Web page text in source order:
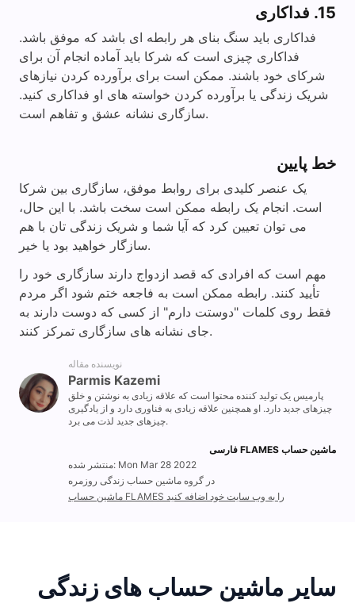
15. فداکاری
فداکاری باید سنگ بنای هر رابطه ای باشد که موفق باشد.
فداکاری چیزی است که شرکا باید آماده انجام آن برای
شرکای خود باشند. ممکن است برای برآورده کردن نیازهای
شریک زندگی یا برآورده کردن خواسته های او فداکاری کنید.
سازگاری نشانه عشق و تفاهم است.
خط پایین
یک عنصر کلیدی برای روابط موفق، سازگاری بین شرکا
است. انجام یک رابطه ممکن است سخت باشد. با این حال،
می توان تعیین کرد که آیا شما و شریک زندگی تان با هم
سازگار خواهید بود یا خیر.
مهم است که افرادی که قصد ازدواج دارند سازگاری خود را
تأیید کنند. رابطه ممکن است به فاجعه ختم شود اگر مردم
فقط روی کلمات "دوستت دارم" از کسی که دوست دارند به
جای نشانه های سازگاری تمرکز کنند.
نویسنده مقاله
Parmis Kazemi
پارمیس یک تولید کننده محتوا است که علاقه زیادی به نوشتن و خلق
چیزهای جدید دارد. او همچنین علاقه زیادی به فناوری دارد و از یادگیری
چیزهای جدید لذت می برد.
ماشین حساب FLAMES فارسی
منتشر شده: Mon Mar 28 2022
در گروه ماشین حساب زندگی روزمره
ماشین حساب FLAMES را به وب سایت خود اضافه کنید
سایر ماشین حساب های زندگی